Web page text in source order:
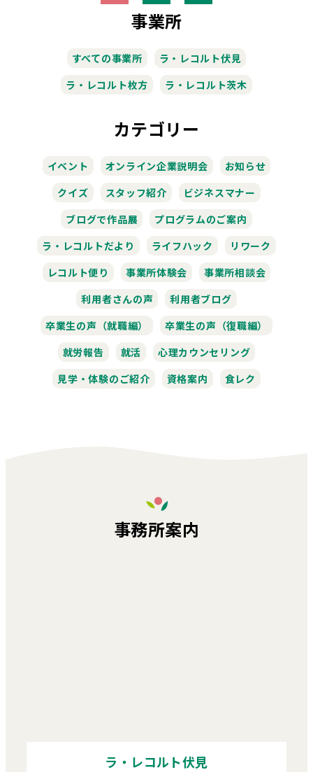
事業所
すべての事業所
ラ・レコルト伏見
ラ・レコルト枚方
ラ・レコルト茨木
カテゴリー
イベント オンライン企業説明会
お知らせ
クイズ
スタッフ紹介
ビジネスマナー
ブログで作品展
プログラムのご案内
ラ・レコルトだより
ライフハック
リワーク
レコルト便り
事業所体験会
事業所相談会
利用者さんの声
利用者ブログ
卒業生の声（就職編）
卒業生の声（復職編）
就労報告
就活
心理カウンセリング
見学・体験のご紹介
資格案内 食レク
事務所案内
ラ・レコルト伏見